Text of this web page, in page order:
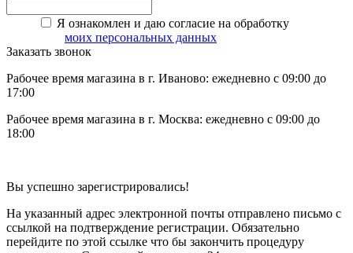
Я ознакомлен и даю согласие на обработку
моих персональных данных
Заказать звонок
Рабочее время магазина в г. Иваново: ежедневно с 09:00 до
17:00
Рабочее время магазина в г. Москва: ежедневно с 09:00 до
18:00
Вы успешно зарегистрировались!
На указанный адрес электронной почты отправлено письмо с
ссылкой на подтверждение регистрации. Обязательно
перейдите по этой ссылке что бы закончить процедуру